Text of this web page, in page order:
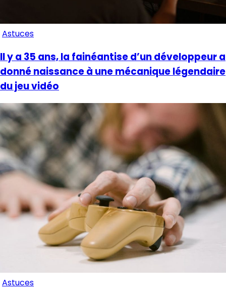
Astuces
Il y a 35 ans, la fainéantise d’un développeur a
donné naissance à une mécanique légendaire
du jeu vidéo
Astuces